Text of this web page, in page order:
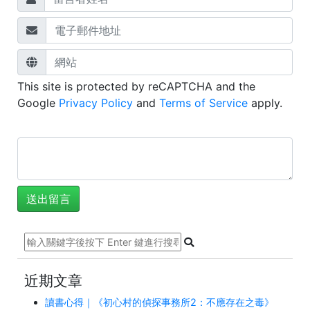
This site is protected by reCAPTCHA and the
Google Privacy Policy and Terms of Service apply.
近期文章
讀書心得｜《初心村的偵探事務所2：不應存在之毒》